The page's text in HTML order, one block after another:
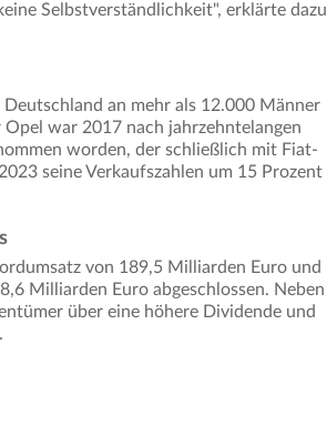
Selbstverständlichkeit", erklärte dazu
an mehr als 12.000 Männer
war 2017 nach jahrzehntelangen
worden, der schließlich mit Fiat-
seine Verkaufszahlen um 15 Prozent
von 189,5 Milliarden Euro und
Milliarden Euro abgeschlossen. Neben
über eine höhere Dividende und